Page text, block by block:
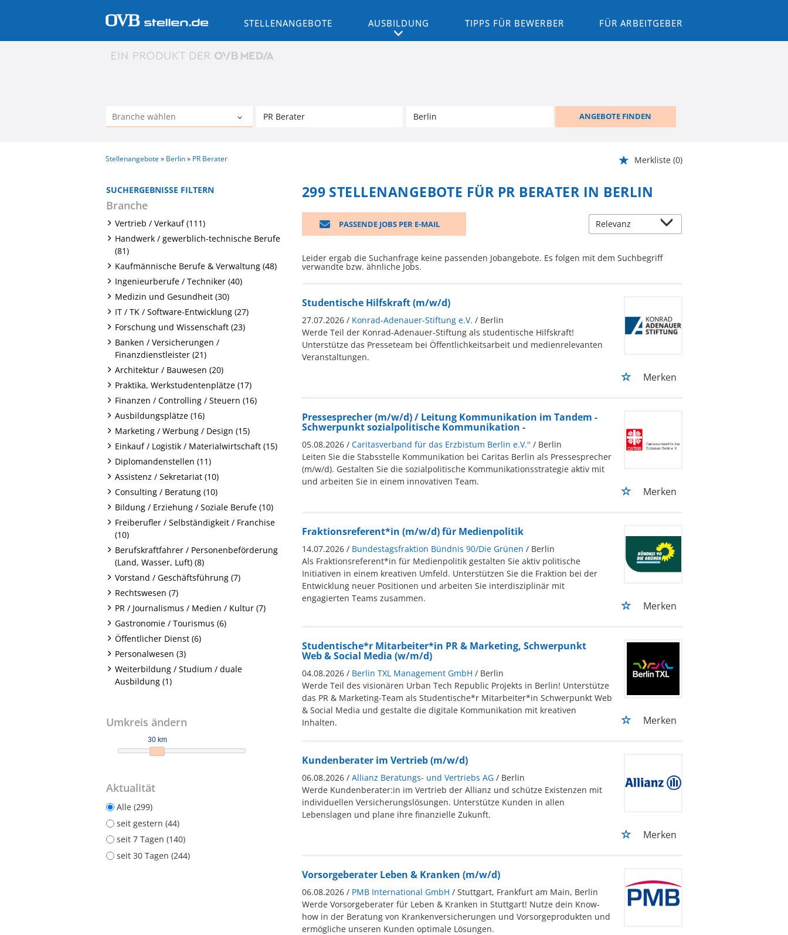
STELLENANGEBOTE AUSBILDUNG TIPPS FÜR BEWERBER FÜR ARBEITGEBER
ANGEBOTE FINDEN
Stellenangebote Berlin PR Berater Merkliste (0)
SUCHERGEBNISSE FILTERN
Branche
Vertrieb / Verkauf (111)
Handwerk / gewerblich-technische Berufe
(81)
Kaufmännische Berufe & Verwaltung (48)
Ingenieurberufe / Techniker (40)
Medizin und Gesundheit (30)
IT / TK / Software-Entwicklung (27)
Forschung und Wissenschaft (23)
Banken / Versicherungen /
Finanzdienstleister (21)
Architektur / Bauwesen (20)
Praktika, Werkstudentenplätze (17)
Finanzen / Controlling / Steuern (16)
Ausbildungsplätze (16)
Marketing / Werbung / Design (15)
Einkauf / Logistik / Materialwirtschaft (15)
Diplomandenstellen (11)
Assistenz / Sekretariat (10)
Consulting / Beratung (10)
Bildung / Erziehung / Soziale Berufe (10)
Freiberufler / Selbständigkeit / Franchise
(10)
Berufskraftfahrer / Personenbeförderung
(Land, Wasser, Luft) (8)
Vorstand / Geschäftsführung (7)
Rechtswesen (7)
PR / Journalismus / Medien / Kultur (7)
Gastronomie / Tourismus (6)
Öffentlicher Dienst (6)
Personalwesen (3)
Weiterbildung / Studium / duale
Ausbildung (1)
Umkreis ändern
30 km
Aktualität
Alle (299)
seit gestern (44)
seit 7 Tagen (140)
seit 30 Tagen (244)
299 STELLENANGEBOTE FÜR PR BERATER IN BERLIN
PASSENDE JOBS PER E-MAIL
Leider ergab die Suchanfrage keine passenden Jobangebote. Es folgen mit dem Suchbegriff
verwandte bzw. ähnliche Jobs.
Studentische Hilfskraft (m/w/d)
27.07.2026 / Konrad-Adenauer-Stiftung e.V. / Berlin
Werde Teil der Konrad-Adenauer-Stiftung als studentische Hilfskraft!
Unterstütze das Presseteam bei Öffentlichkeitsarbeit und medienrelevanten
Veranstaltungen.
Merken
Pressesprecher (m/w/d) / Leitung Kommunikation im Tandem -
Schwerpunkt sozialpolitische Kommunikation -
05.08.2026 / Caritasverband für das Erzbistum Berlin e.V.'' / Berlin
Leiten Sie die Stabsstelle Kommunikation bei Caritas Berlin als Pressesprecher
(m/w/d). Gestalten Sie die sozialpolitische Kommunikationsstrategie aktiv mit
und arbeiten Sie in einem innovativen Team.
Merken
Fraktionsreferent*in (m/w/d) für Medienpolitik
14.07.2026 / Bundestagsfraktion Bündnis 90/Die Grünen / Berlin
Als Fraktionsreferent*in für Medienpolitik gestalten Sie aktiv politische
Initiativen in einem kreativen Umfeld. Unterstützen Sie die Fraktion bei der
Entwicklung neuer Positionen und arbeiten Sie interdisziplinär mit
engagierten Teams zusammen.
Merken
Studentische*r Mitarbeiter*in PR & Marketing, Schwerpunkt
Web & Social Media (w/m/d)
04.08.2026 / Berlin TXL Management GmbH / Berlin
Werde Teil des visionären Urban Tech Republic Projekts in Berlin! Unterstütze
das PR & Marketing-Team als Studentische*r Mitarbeiter*in Schwerpunkt Web
& Social Media und gestalte die digitale Kommunikation mit kreativen
Inhalten.
Merken
Kundenberater im Vertrieb (m/w/d)
06.08.2026 / Allianz Beratungs- und Vertriebs AG / Berlin
Werde Kundenberater:in im Vertrieb der Allianz und schütze Existenzen mit
individuellen Versicherungslösungen. Unterstütze Kunden in allen
Lebenslagen und plane ihre finanzielle Zukunft.
Merken
Vorsorgeberater Leben & Kranken (m/w/d)
06.08.2026 / PMB International GmbH / Stuttgart, Frankfurt am Main, Berlin
Werde Vorsorgeberater für Leben & Kranken in Stuttgart! Nutze dein Know-
how in der Beratung von Krankenversicherungen und Vorsorgeprodukten und
ermögliche unseren Kunden optimale Lösungen.